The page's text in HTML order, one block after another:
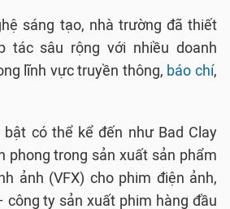
sáng tạo, nhà trường đã thiết
tác sâu rộng với nhiều doanh
lĩnh vực truyền thông, báo chí,
có thể kể đến như Bad Clay
phong trong sản xuất sản phẩm
ảnh (VFX) cho phim điện ảnh,
công ty sản xuất phim hàng đầu